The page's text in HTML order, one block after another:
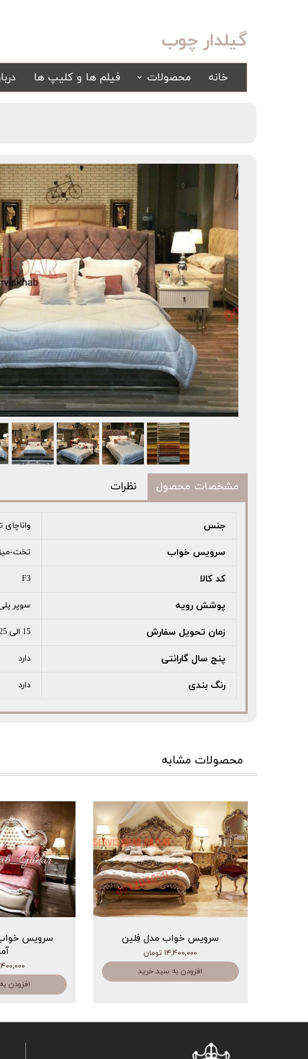
گیلدار چوب
خانه
محصولات
سرویس خواب آینه ای
سرویس خواب سفید
یک نفره
سیسمونی کمد و بوفه
فیلم ها و کلیپ ها
مشخصات محصول نظرات
جنس
سرویس خواب تخت-
کد کالا F3
پوشش رویه سوپر
زمان تحویل سفارش 15 الی 25 روزه
پنج سال گارانتی دارد
رنگ بندی دارد
محصولات مشابه
سرویس خواب مدل فِلین
۱۴,۴۰۰,۰۰۰ تومان
افزودن به سبد خرید
سرویس
۱۴,۴۰۰,۰۰۰
افزودن